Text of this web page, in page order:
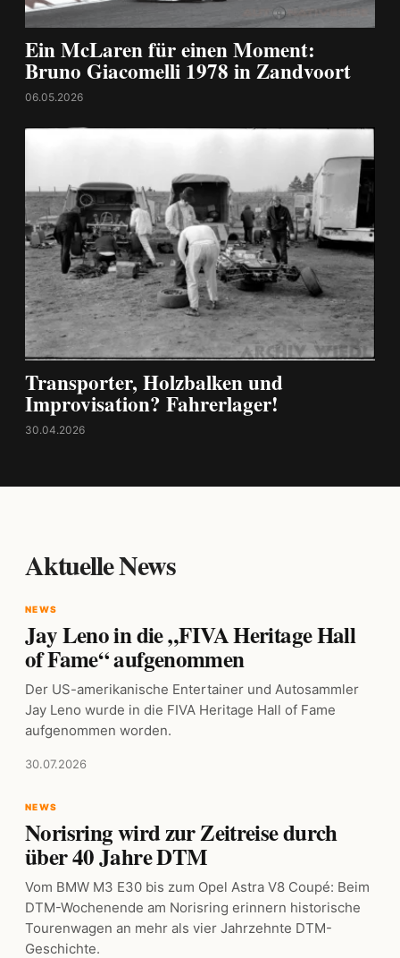
Ein McLaren für einen Moment:
Bruno Giacomelli 1978 in Zandvoort
06.05.2026
Transporter, Holzbalken und
Improvisation? Fahrerlager!
30.04.2026
Aktuelle News
NEWS
Jay Leno in die „FIVA Heritage Hall
of Fame“ aufgenommen
Der US-amerikanische Entertainer und Autosammler
Jay Leno wurde in die FIVA Heritage Hall of Fame
aufgenommen worden.
30.07.2026
NEWS
Norisring wird zur Zeitreise durch
über 40 Jahre DTM
Vom BMW M3 E30 bis zum Opel Astra V8 Coupé: Beim
DTM-Wochenende am Norisring erinnern historische
Tourenwagen an mehr als vier Jahrzehnte DTM-
Geschichte.